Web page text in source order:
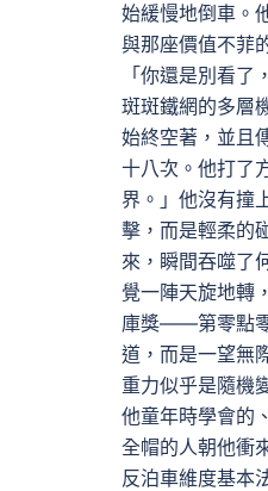
始緩慢地倒車。
與那座價值不菲
「你還是別看
斑斑鐵網的多層
始終空著，並且
十八次。他打了
界。」他沒有撞
擊，而是輕柔的
來，瞬間吞噬了
覺一陣天旋地轉
庫獎——第零點零
道，而是一望無
重力似乎是隨機
他童年時學會的
全帽的人朝他衝
反泊車維度基本